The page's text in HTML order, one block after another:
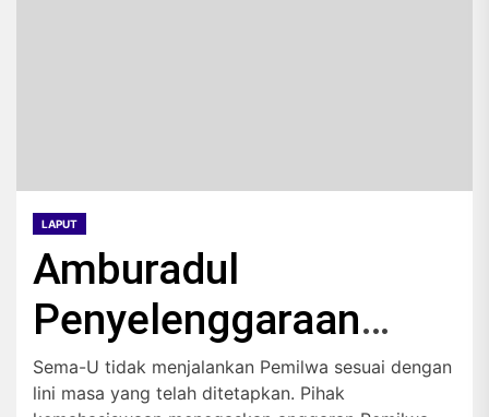
LAPUT
Amburadul
Penyelenggaraan
Pemilwa
Sema-U tidak menjalankan Pemilwa sesuai dengan
lini masa yang telah ditetapkan. Pihak